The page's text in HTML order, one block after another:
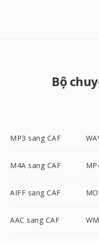
Bộ
MP3 sang CAF
M4A sang CAF
AIFF sang CAF
AAC sang CAF